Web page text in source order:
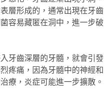
層形成的，通常出現在牙齒
容易藏匿在洞中，進一步破
牙齒深層的牙髓，就會引發
疼痛，因為牙髓中的神經和
療，炎症可能進一步擴散。